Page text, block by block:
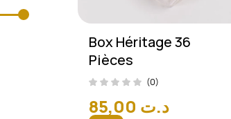
Box Héritage 36
Pièces
(0)
د.ت